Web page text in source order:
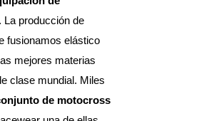
fusionamos elástico
mejores materias
clase mundial. Miles